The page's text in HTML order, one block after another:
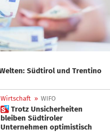
Wirtschaft » WIFO
 Trotz Unsicherheiten
bleiben Südtiroler
Unternehmen optimistisch